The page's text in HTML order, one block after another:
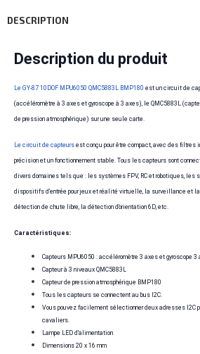
DESCRIPTION
Description du produit
Le GY-87 10DOF MPU6050 QMC5883L BMP180 est un circuit de
(accéléromètre à 3 axes et gyroscope à 3 axes), le QMC5883L
de pression atmosphérique) sur une seule carte.
Le circuit de capteurs est conçu pour être compact, avec des filtres
précision et un fonctionnement stable. Tous les capteurs sont
divers domaines tels que : les systèmes FPV, RC et robotiques, les
dispositifs d’entrée pour jeux et réalité virtuelle, la surveillance et
détection de chute libre, la détection d’orientation 6D, etc.
Caractéristiques:
Capteurs MPU6050 : accéléromètre 3 axes et gyroscope 3
Capteur à 3 niveaux QMC5883L
Capteur de pression atmosphérique BMP180
Tous les capteurs se connectent au bus I2C.
Vous pouvez facilement sélectionner deux adresses I2C
cavaliers.
Lampe LED d'alimentation
Dimensions 20 x 16 mm